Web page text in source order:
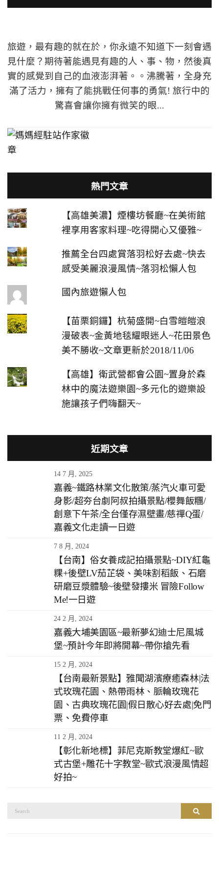
旅遊，最有趣的就在於，你永遠不知道下一刻會遇
見什麼？期待著能遇見有趣的人、事、物，然後真
實的感覺到自己的血液澎湃著。。沸騰著，全身充
滿了活力，擁有了能挑戰任何事的勇氣! 旅行中的
驚喜會讓你擁有微笑的眼...
熱門文章
【高雄美濃】煙樓坊餐廳~在美術館
裡享用客家料理~吃得開心又優雅~
推薦全台四處賞落羽松好去處~快去
感受美麗浪漫風情~落羽松懶人包
國內旅遊懶人包
【苗栗銅鑼】杭菊盛開~白雪皚皚浪
漫破表~金黃地毯耀眼迷人~花田景色
美不勝收~文章更新於2018/11/06
【高雄】衛武營都會公園~置身於森
林中的魔法遊樂園~多元化的遊樂設
施讓孩子們嗨翻天~
近期文章
14 7 月, 2025
嘉義~鐵路林業文化散策/蒸汽火車可愛
身影/超夯台劇阿叔拍攝景點/櫻舞飯糰/
創意下午茶/全台僅存濕壁畫/慈禪Q蛋/
嘉義文化走讀一日遊
7 8 月, 2024
【台南】俗女養成記拍攝景點~DIY紅龜
粿+後壁LV茄芷袋、美味割稻飯、石磨
研磨豆漿體驗~後壁發摟米 冒險Follow
Me!一日遊
24 2 月, 2024
嘉義大埔美園區~最新夢幻迪士尼風城
堡~預計今年即將開幕~帶你搶先看
15 2 月, 2024
【台南最新景點】雅聞湖濱療癒森林|法
式玫瑰花園、熱帶雨林、脈輪玫瑰花
園、古典玫瑰花園|假日散心好去處|免門
票、免費停車
11 2 月, 2024
【彰化新地標】菲尼克斯教堂爆紅~歐
式古堡+雕花十字教堂~歐式浪漫風情超
好拍~
搜尋